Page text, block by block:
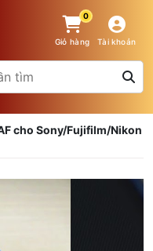
0
Giỏ hàng Tài khoản
cho Sony/Fujifilm/Nikon